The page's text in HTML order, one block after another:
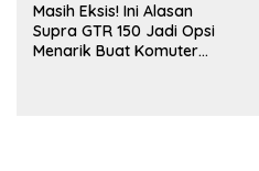
Masih Eksis! Ini Alasan
Supra GTR 150 Jadi Opsi
Menarik Buat Komuter